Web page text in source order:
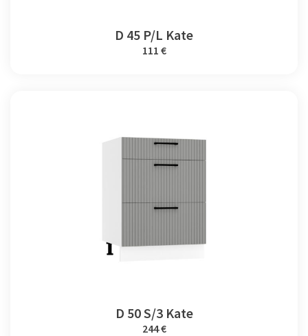
D 45 P/L Kate
111 €
D 50 S/3 Kate
244 €